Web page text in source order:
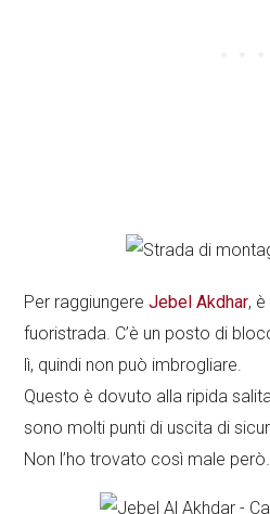
Per raggiungereJebel Akdhar,
fuoristrada. C’è un posto di
lì, quindi non può imbrogliare.
Questo è dovuto alla ripida
sono molti punti di uscita di
Non l’ho trovato così male